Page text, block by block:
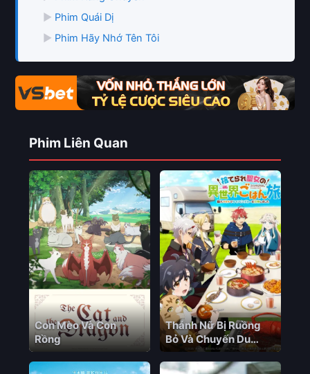
▶ Phim Quái Dị
▶ Phim Hãy Nhớ Tên Tôi
Phim Liên Quan
Con Mèo Và Con
Rồng
Thánh Nữ Bị Ruồng
Bỏ Và Chuyến Du
Hành Ẩm Thực Của
Nàng Ở Thế Giới Khác